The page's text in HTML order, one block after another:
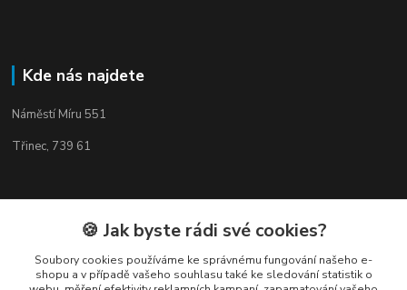
Kde nás najdete
Náměstí Míru 551
Třinec, 739 61
Kontakty🍪 Jak byste rádi své cookies?
Soubory cookies používáme ke správnému fungování našeho e-
shopu a v případě vašeho souhlasu také ke sledování statistik o